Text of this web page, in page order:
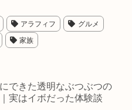
アラフィフ グルメ
家族
できた透明なぶつぶつの
実はイボだった体験談